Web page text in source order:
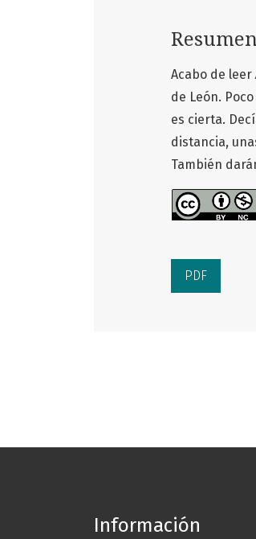
Acabo de leer
de León.
es cierta.
distancia,
También
PDF
Información